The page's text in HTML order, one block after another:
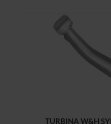
TURBINA W&H